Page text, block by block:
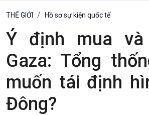
THẾ GIỚI Hồ sơ sự kiện quốc tế
Ý định mua
Gaza: Tổng
muốn tái định
Đông?